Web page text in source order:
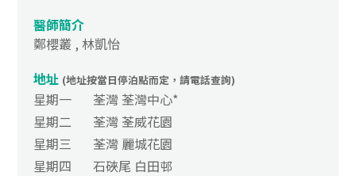
醫師簡介
鄭櫻叢 , 林凱怡
地址 (地址按當日停泊點而定，請電話查詢)
星期一
荃灣 荃灣中心*
星期二
荃灣 荃威花園
星期三
荃灣 麗城花園
星期四
石硤尾 白田邨